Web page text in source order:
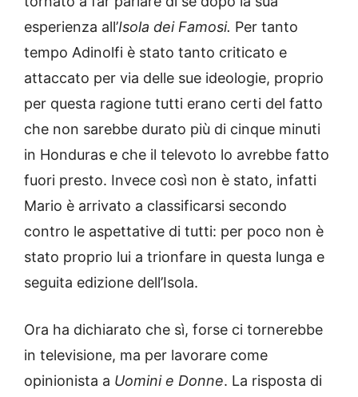
esperienza all’Isola dei Famosi. Per tanto
tempo Adinolfi è stato tanto criticato e
attaccato per via delle sue ideologie, proprio
per questa ragione tutti erano certi del fatto
che non sarebbe durato più di cinque minuti
in Honduras e che il televoto lo avrebbe fatto
fuori presto. Invece così non è stato, infatti
Mario è arrivato a classificarsi secondo
contro le aspettative di tutti: per poco non è
stato proprio lui a trionfare in questa lunga e
seguita edizione dell’Isola.
Ora ha dichiarato che sì, forse ci tornerebbe
in televisione, ma per lavorare come
opinionista a Uomini e Donne. La risposta di